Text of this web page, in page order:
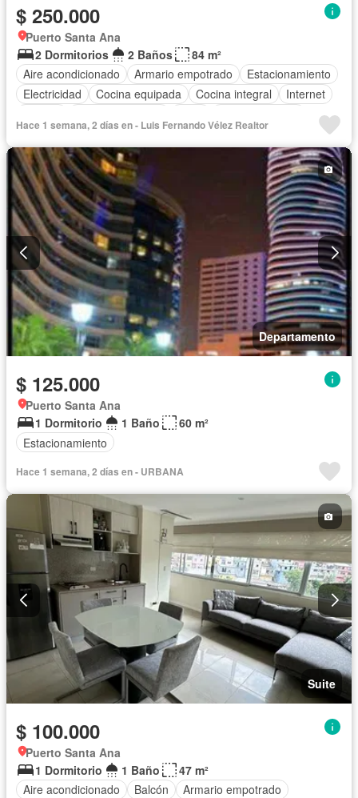
$ 250.000
Puerto Santa Ana
2 Dormitorios
2 Baños
84 m²
Aire acondicionado
Armario empotrado
Estacionamiento
Electricidad
Cocina equipada Cocina integral
Internet
Conserje
Acceso para personas con discapacidad
Parrilla
Garita de guardianía
Ascensor
Sauna
Seguridad Piscina Completamente amoblado
Hace 1 semana, 2 días en - Luis Fernando Vélez Realtor
Departamento
$ 125.000
Puerto Santa Ana
1 Dormitorio
1 Baño
60 m²
Estacionamiento
Hace 1 semana, 2 días en - URBANA
Suite
$ 100.000
Puerto Santa Ana
1 Dormitorio
1 Baño
47 m²
Aire acondicionado
Balcón Armario empotrado